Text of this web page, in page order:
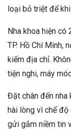
loại bỏ triệt để
Nha khoa hiện có
TP. Hồ Chí Minh,
kiếm địa chỉ.
tiện nghi, máy
Đặt chân đến nha
hài lòng vì chế độ
gửi gắm niềm tin